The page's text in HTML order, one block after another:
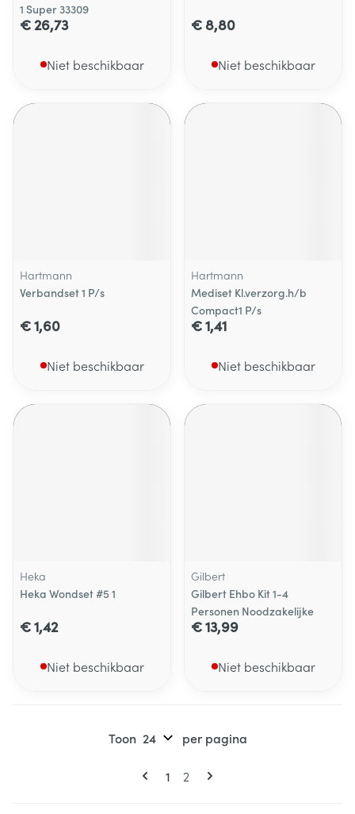
1 Super 33309
€ 26,73
Niet beschikbaar
€ 8,80
Niet beschikbaar
Hartmann
Verbandset 1 P/s
€ 1,60
Niet beschikbaar
Hartmann
Mediset Kl.verzorg.h/b
Compact1 P/s
€ 1,41
Niet beschikbaar
Heka
Heka Wondset #5 1
€ 1,42
Niet beschikbaar
Gilbert
Gilbert Ehbo Kit 1-4
Personen Noodzakelijke
€ 13,99
Niet beschikbaar
Pagina's
U lees momenteel pagina
1 Pagina
2
Toon per pagina